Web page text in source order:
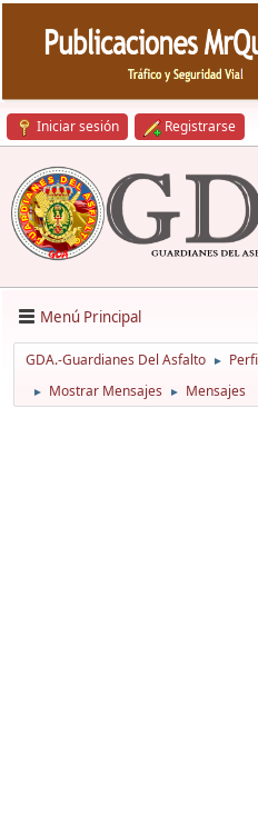
Iniciar sesión Registrarse
Menú Principal
GDA.-Guardianes Del Asfalto ►
► Mostrar Mensajes ► Mensajes